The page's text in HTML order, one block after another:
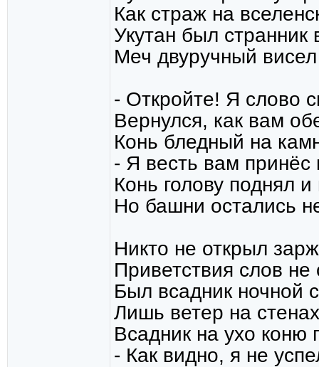
Как страж на
Укутан был странник
Меч двуручный
- Откройте! Я слово
Вернулся, как вам
Конь бледный на
- Я весть вам
Конь голову поднял
Но башни остались
Никто не открыл
Приветствия слов не
Был всадник ночной
Лишь ветер на
Всадник на ухо коню
- Как видно, я не